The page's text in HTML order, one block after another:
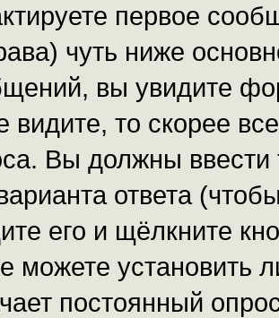
первое
чуть ниже
вы увидите
видите, то скорее
Вы должны
ответа
его и щёлкните
можете установить
постоянный